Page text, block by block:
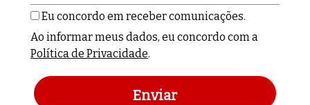
Eu concordo em receber comunicações.
Ao informar meus dados, eu concordo com a
Política de Privacidade.
Enviar